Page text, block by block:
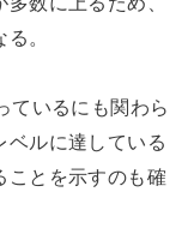
。
ているにも関わら
ベルに達している
ことを示すのも確